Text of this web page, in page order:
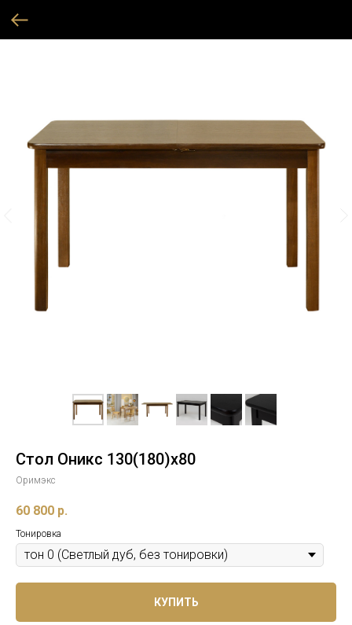
Стол Оникс 130(180)х80
Оримэкс
60 800 р.
Тонировка
КУПИТЬ